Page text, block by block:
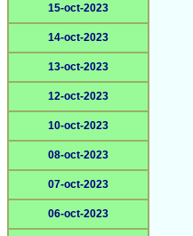
15-oct-2023
14-oct-2023
13-oct-2023
12-oct-2023
10-oct-2023
08-oct-2023
07-oct-2023
06-oct-2023